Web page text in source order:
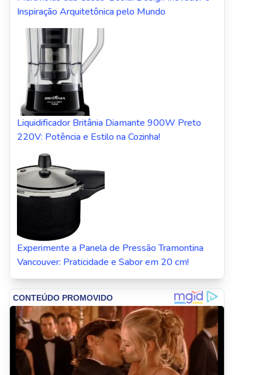
Inspiração Arquitetônica pelo Mundo
Liquidificador Britânia Diamante 900W Preto
220V: Potência e Estilo na Cozinha!
Experimente a Panela de Pressão Tramontina
Vancouver: Praticidade e Sabor em 20 cm!